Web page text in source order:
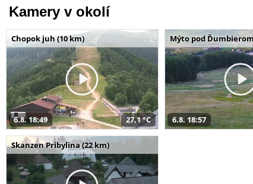
Kamery v okolí
Chopok juh (10 km)
6.8. 18:49 27,1 °C
Mýto pod
6.8. 18:57
Skanzen Pribylina (22 km)